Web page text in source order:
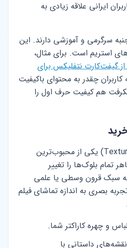
ایرانی علاقه زیادی به
سرگرمی و آموزشی دارند. این
استریم است. برای مثال،
گیفت‌کارت نتفلیکس برای
چقدر به محتوای باکیفیت
هم کیفیت حرف اول را
پک‌های بافت (Texture Packs) یکی از محبوب‌ترین
تمام بلوک‌ها را تغییر
سبک قرون وسطی یا علمی
بصری به اندازه تماشای فیلم
و چهره کاراکتر شما.
نقشه‌های داستانی با